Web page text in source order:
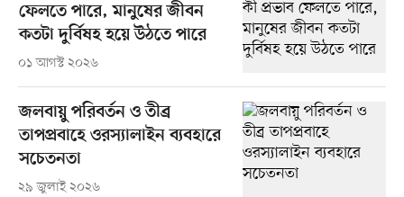
ফেলতে পারে, মানুষের জীবন
কতটা দুর্বিষহ হয়ে উঠতে পারে
০১ আগস্ট ২০২৬
জলবায়ু পরিবর্তন ও তীব্র
তাপপ্রবাহে ওরস্যালাইন ব্যবহারে
সচেতনতা
২৯ জুলাই ২০২৬